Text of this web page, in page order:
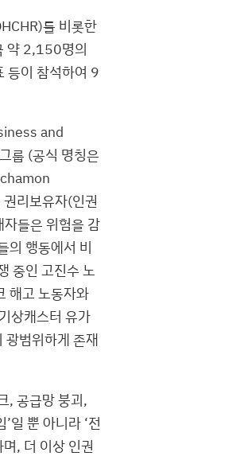
를 비롯한
약 2,150명의
등이 참석하여 9
and
룹 (공식 명칭은
리보유자(인권
들은 위험을 감
의 행동에서 비
중인 고진수 노
해고 노동자와
상캐스터 유가
광범위하게 존재
, 공급망 붕괴,
일 뿐 아니라 ‘전
, 더 이상 인권